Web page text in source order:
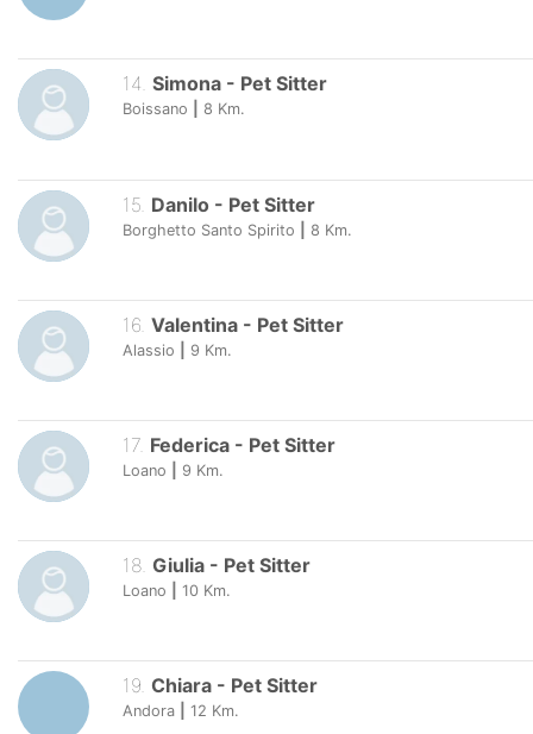
14. Simona - Pet Sitter
Boissano 8 Km.
15 Danilo - Pet Sitter
Borghetto Santo Spirito 8 Km.
16 Valentina - Pet Sitter
Alassio 9 Km.
17. Federica - Pet Sitter
Loano 9 Km.
18. Giulia - Pet Sitter
Loano 10 Km.
19. Chiara - Pet Sitter
Andora 12 Km.